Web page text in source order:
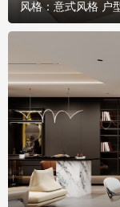
风格： 意式风格 户